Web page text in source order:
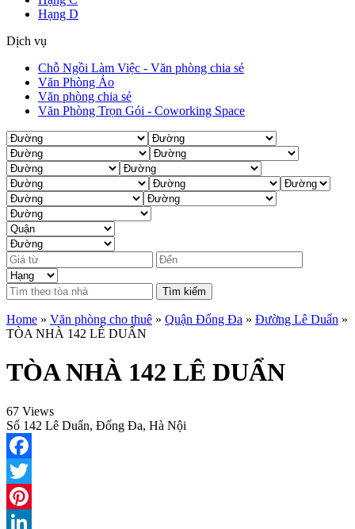
Hạng D
Dịch vụ
Chỗ Ngồi Làm Việc - Văn phòng chia sẻ
Văn Phòng Ảo
Văn phòng chia sẻ
Văn Phòng Trọn Gói - Coworking Space
Tìm kiếm
Home » Văn phòng cho thuê » Quận Đống Đa » Đường Lê Duẩn »
TÒA NHÀ 142 LÊ DUẨN
TÒA NHÀ 142 LÊ DUẨN
67 Views
Số 142 Lê Duẩn, Đống Đa, Hà Nội
Facebook
Twitter
Pinterest